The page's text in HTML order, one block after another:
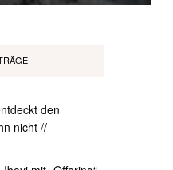
den
nicht //